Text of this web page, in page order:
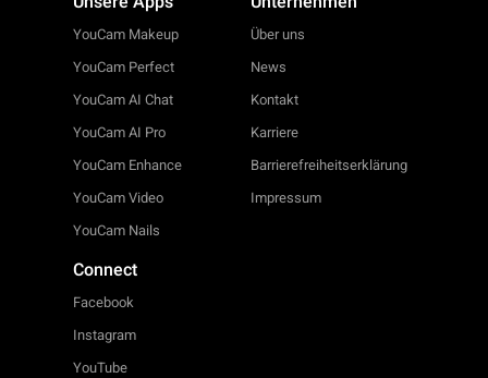
YouCam Makeup
YouCam Perfect
YouCam AI Chat
YouCam AI Pro
YouCam Enhance
YouCam Video
YouCam Nails
Über uns
News
Kontakt
Karriere
Barrierefreiheitserklärung
Impressum
Connect
Facebook
Instagram
YouTube